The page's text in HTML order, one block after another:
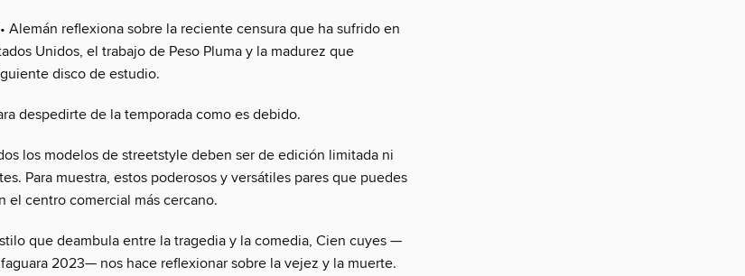
• Alemán reflexiona sobre la reciente censura que ha sufrido en
Unidos, el trabajo de Peso Pluma y la madurez que
disco de estudio.
despedirte de la temporada como es debido.
los modelos de streetstyle deben ser de edición limitada ni
Para muestra, estos poderosos y versátiles pares que puedes
el centro comercial más cercano.
que deambula entre la tragedia y la comedia, Cien cuyes —
2023— nos hace reflexionar sobre la vejez y la muerte.